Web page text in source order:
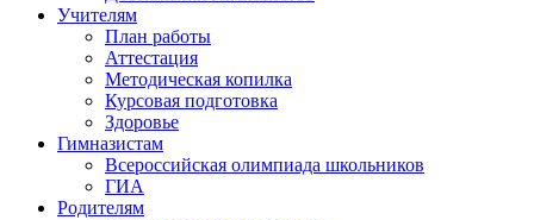
Учителям
План работы
Аттестация
Методическая копилка
Курсовая подготовка
Здоровье
Гимназистам
Всероссийская олимпиада школьников
ГИА
Родителям